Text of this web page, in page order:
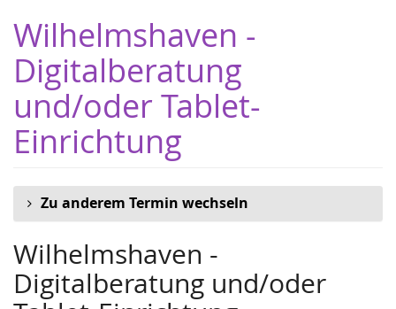
Haupt-
Inhalt
springen
Wilhelmshaven -
Digitalberatung
und/oder Tablet-
Einrichtung
Zu anderem Termin wechseln
Wilhelmshaven -
Digitalberatung und/oder